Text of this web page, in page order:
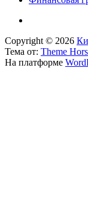
Copyright © 2026
Тема от: Theme
На платформе